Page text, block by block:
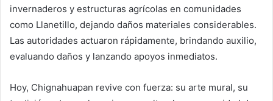
invernaderos y estructuras agrícolas en comunidades
como Llanetillo, dejando daños materiales considerables.
Las autoridades actuaron rápidamente, brindando auxilio,
evaluando daños y lanzando apoyos inmediatos.
Hoy, Chignahuapan revive con fuerza: su arte mural, su